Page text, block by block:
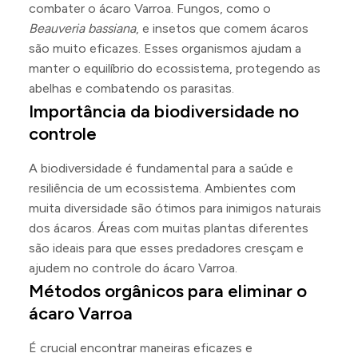
combater o ácaro Varroa. Fungos, como o
Beauveria bassiana, e insetos que comem ácaros
são muito eficazes. Esses organismos ajudam a
manter o equilíbrio do ecossistema, protegendo as
abelhas e combatendo os parasitas.
Importância da biodiversidade no
controle
A biodiversidade é fundamental para a saúde e
resiliência de um ecossistema. Ambientes com
muita diversidade são ótimos para inimigos naturais
dos ácaros. Áreas com muitas plantas diferentes
são ideais para que esses predadores cresçam e
ajudem no controle do ácaro Varroa.
Métodos orgânicos para eliminar o
ácaro Varroa
É crucial encontrar maneiras eficazes e